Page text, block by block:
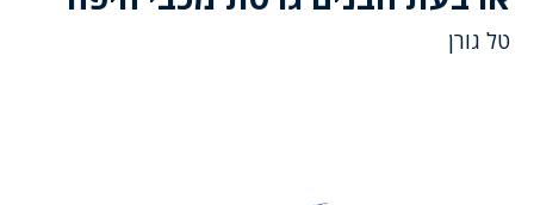
טל גורן